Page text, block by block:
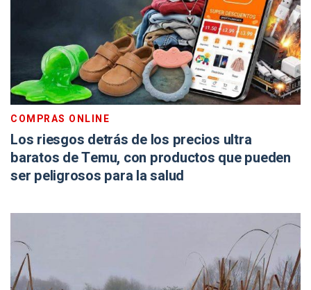
COMPRAS ONLINE
Los riesgos detrás de los precios ultra
baratos de Temu, con productos que pueden
ser peligrosos para la salud